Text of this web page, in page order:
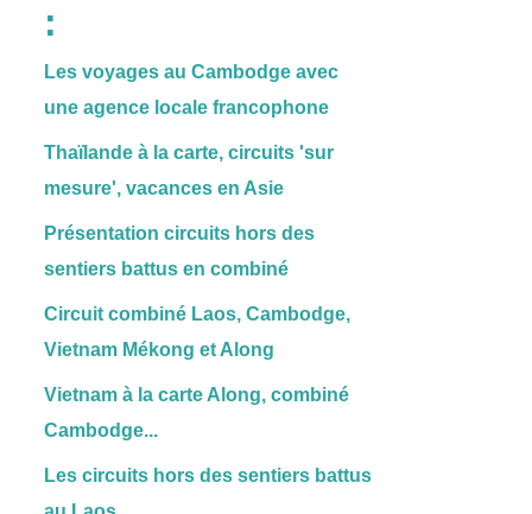
:
Les voyages au Cambodge avec
une agence locale francophone
Thaïlande à la carte, circuits 'sur
mesure', vacances en Asie
Présentation circuits hors des
sentiers battus en combiné
Circuit combiné Laos, Cambodge,
Vietnam Mékong et Along
Vietnam à la carte Along, combiné
Cambodge...
Les circuits hors des sentiers battus